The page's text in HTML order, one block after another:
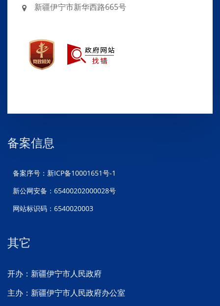
新疆伊宁市新华西路665号
备案信息
备案序号：新ICP备10001651号-1
新公网安备：65400202000028号
网站标识码：6540020003
其它
开办：新疆伊宁市人民政府
主办：新疆伊宁市人民政府办公室